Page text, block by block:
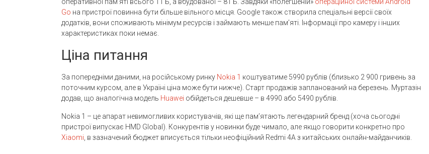
Go на пристрої повинна бути більше вільного місця. Google також створила спеціальні версії своїх
додатків, вони споживають мінімум ресурсів і займають менше пам’яті. Інформації про камеру і інших
характеристиках поки немає.
Ціна питання
За попередніми даними, на російському ринку Nokia 1 коштуватиме 5990 рублів (близько 2 900 гривень за
поточним курсом, але в Україні ціна може бути нижче). Старт продажів запланований на березень. Муртазін
додав, що аналогічна модель Huawei обійдеться дешевше – в 4990 або 5490 рублів.
Nokia 1 – це апарат невимогливих користувачів, які ще пам’ятають легендарний бренд (хоча сьогодні
пристрої випускає HMD Global). Конкурентів у новинки буде чимало, але якщо говорити конкретно про
Xiaomi , в зазначений бюджет вписується тільки неофіційний Redmi 4A з китайських онлайн-майданчиків.